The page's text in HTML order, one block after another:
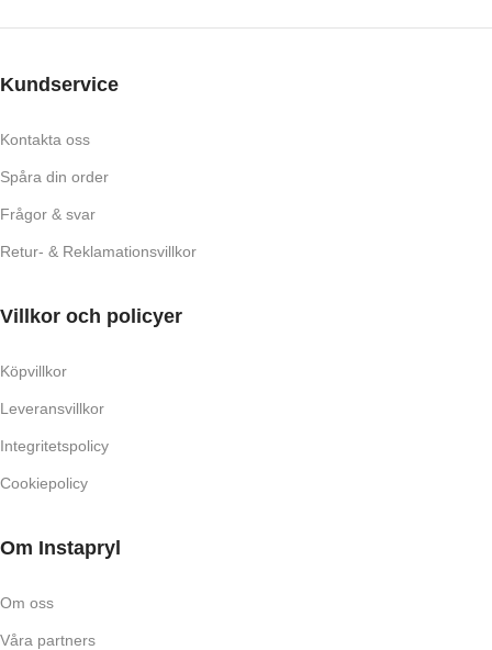
Kundservice
Kontakta oss
Spåra din order
Frågor & svar
Retur- & Reklamationsvillkor
Villkor och policyer
Köpvillkor
Leveransvillkor
Integritetspolicy
Cookiepolicy
Om Instapryl
Om oss
Våra partners